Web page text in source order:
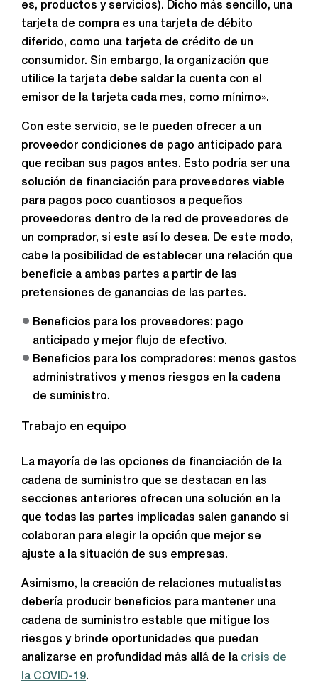
es, productos y servicios). Dicho más sencillo, una
tarjeta de compra es una tarjeta de débito
diferido, como una tarjeta de crédito de un
consumidor. Sin embargo, la organización que
utilice la tarjeta debe saldar la cuenta con el
emisor de la tarjeta cada mes, como mínimo».
Con este servicio, se le pueden ofrecer a un
proveedor condiciones de pago anticipado para
que reciban sus pagos antes. Esto podría ser una
solución de financiación para proveedores viable
para pagos poco cuantiosos a pequeños
proveedores dentro de la red de proveedores de
un comprador, si este así lo desea. De este modo,
cabe la posibilidad de establecer una relación que
beneficie a ambas partes a partir de las
pretensiones de ganancias de las partes.
Beneficios para los proveedores: pago
anticipado y mejor flujo de efectivo.
Beneficios para los compradores: menos gastos
administrativos y menos riesgos en la cadena
de suministro.
Trabajo en equipo
La mayoría de las opciones de financiación de la
cadena de suministro que se destacan en las
secciones anteriores ofrecen una solución en la
que todas las partes implicadas salen ganando si
colaboran para elegir la opción que mejor se
ajuste a la situación de sus empresas.
Asimismo, la creación de relaciones mutualistas
debería producir beneficios para mantener una
cadena de suministro estable que mitigue los
riesgos y brinde oportunidades que puedan
analizarse en profundidad más allá de la crisis de
la COVID-19.